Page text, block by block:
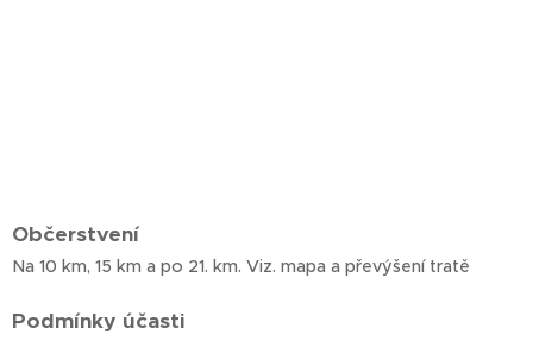
Občerstvení
Na 10 km, 15 km a po 21. km. Viz. mapa a převýšení tratě
Podmínky účasti